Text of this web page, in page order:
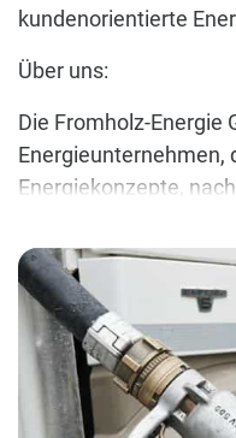
kundenorientierte
Über uns:
Die Fromholz-Energie
Energieunternehmen,
Energiekonzepte,
effiziente
langjähriger
einem starken
Privatkunden,
dem Weg zu einer
zukunftsorientierten